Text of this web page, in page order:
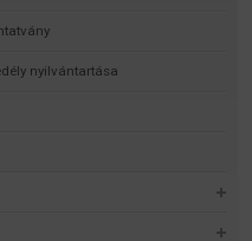
nyilvántartása